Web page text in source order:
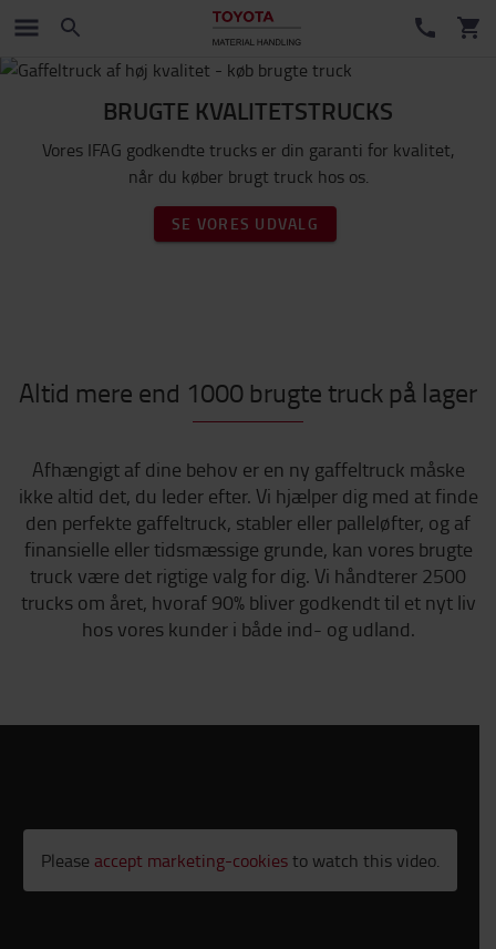
BRUGTE KVALITETSTRUCKS
Vores IFAG godkendte trucks er din garanti for kvalitet,
når du køber brugt truck hos os.
SE VORES UDVALG
Altid mere end 1000 brugte truck på lager
Afhængigt af dine behov er en ny gaffeltruck måske
ikke altid det, du leder efter. Vi hjælper dig med at finde
den perfekte gaffeltruck, stabler eller palleløfter, og af
finansielle eller tidsmæssige grunde, kan vores brugte
truck være det rigtige valg for dig. Vi håndterer 2500
trucks om året, hvoraf 90% bliver godkendt til et nyt liv
hos vores kunder i både ind- og udland.
Please accept marketing-cookiesto watch this video.